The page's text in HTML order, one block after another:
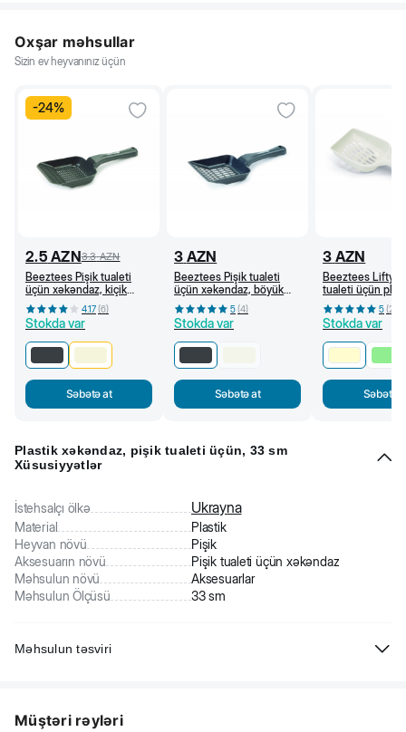
Oxşar məhsullar
Sizin ev heyvanınız üçün
-24%
2.5 AZN3.3 AZN
Beeztees Pişik tualeti
üçün xəkəndaz, kiçik
dəlikli (Antrasit)
4.17(6)
Stokda var
Səbətə at
3 AZN
Beeztees Pişik tualeti
üçün xəkəndaz, böyük
dəlikli (Antrasit)
5(4)
Stokda var
Səbətə at
3 AZN
Beeztees Lifty
tualeti üçün
xəkəndaz (Krem)
5(2
Stokda var
Səbətə
Plastik xəkəndaz, pişik tualeti üçün, 33 sm
Xüsusiyyətlər
İstehsalçı ölkə Ukrayna
Material
Plastik
Heyvan növü
Pişik
Aksesuarın növü
Pişik tualeti üçün xəkəndaz
Məhsulun növü
Aksesuarlar
Məhsulun Ölçüsü
33 sm
Məhsulun təsviri
Müştəri rəyləri